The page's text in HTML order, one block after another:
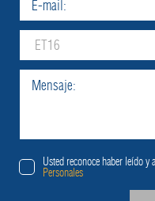
Usted reconoce haber leído y
Personales